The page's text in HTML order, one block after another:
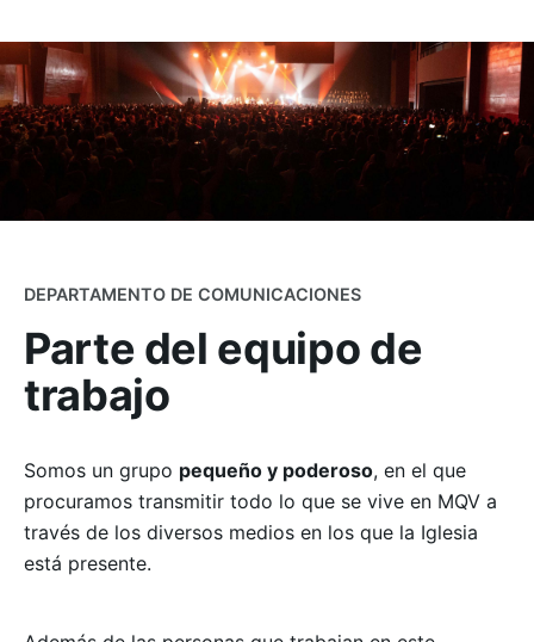
DEPARTAMENTO DE COMUNICACIONES
Parte del equipo de
trabajo
Somos un grupo pequeño y poderoso, en el que
procuramos transmitir todo lo que se vive en MQV a
través de los diversos medios en los que la Iglesia
está presente.